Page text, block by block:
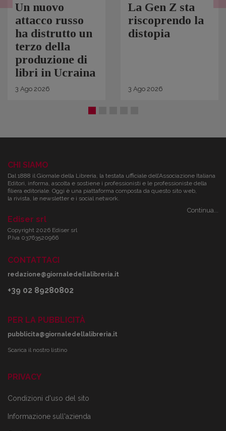
Un nuovo
attacco russo
ha distrutto un
terzo della
produzione di
libri in Ucraina
3 Ago 2026
La Gen Z sta
riscoprendo la
distopia
3 Ago 2026
CHI SIAMO
Dal 1888 il Giornale della Libreria, la testata ufficiale dell’Associazione Italiana
Editori, informa, ascolta e sostiene i professionisti e le professioniste della
filiera editoriale. Oggi è una piattaforma composta da questo sito web,
la rivista, le newsletter e i social network.
Continua...
Ediser srl
Copyright 2026 Ediser srl
P.Iva 03763520966
CONTATTACI
redazione@giornaledellalibreria.it
+39 02 89280802
PER LA PUBBLICITÀ
pubblicita@giornaledellalibreria.it
Scarica il nostro listino
PRIVACY
Condizioni d'uso del sito
Informazione sull'azienda